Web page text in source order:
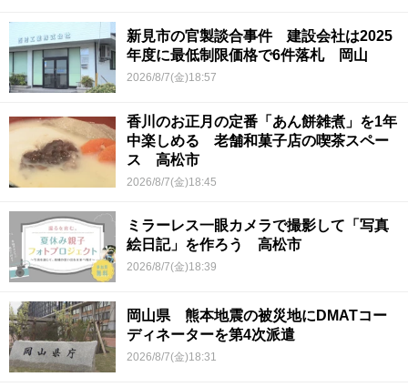
新見市の官製談合事件 建設会社は2025
年度に最低制限価格で6件落札 岡山
2026/8/7(金)18:57
香川のお正月の定番「あん餅雑煮」を1年
中楽しめる 老舗和菓子店の喫茶スペー
ス 高松市
2026/8/7(金)18:45
ミラーレス一眼カメラで撮影して「写真
絵日記」を作ろう 高松市
2026/8/7(金)18:39
岡山県 熊本地震の被災地にDMATコー
ディネーターを第4次派遣
2026/8/7(金)18:31